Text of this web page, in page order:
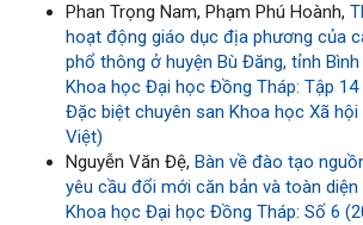
Phan Trọng Nam, Phạm Phú Hoành,
hoạt động giáo dục địa phương của
phổ thông ở huyện Bù Đăng, tỉnh
Khoa học Đại học Đồng Tháp: Tập 14
Đặc biệt chuyên san Khoa học Xã hội
Việt)
Nguyễn Văn Đệ, Bàn về đào tạo
yêu cầu đổi mới căn bản và toàn
Khoa học Đại học Đồng Tháp: Số 6